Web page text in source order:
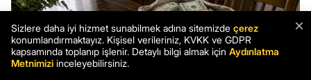
×
Sizlere daha iyi hizmet sunabilmek adına sitemizde çerez
konumlandırmaktayız. Kişisel verileriniz, KVKK ve GDPR
kapsamında toplanıp işlenir. Detaylı bilgi almak için Aydınlatma
Metnimizi inceleyebilirsiniz.